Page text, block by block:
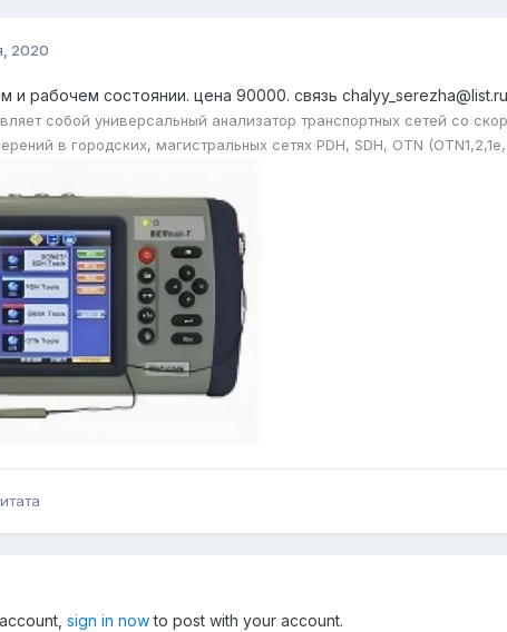
2020
и рабочем состоянии. цена 90000. связь chalyy_serezha@list.ru
собой универсальный анализатор транспортных сетей со
в городских, магистральных сетях PDH, SDH, OTN
sign in nowto post with your account.